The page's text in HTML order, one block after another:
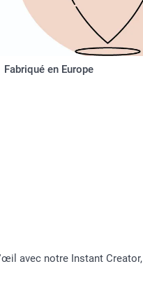
Fabriqué en Europe
avec notre Instant Creator,